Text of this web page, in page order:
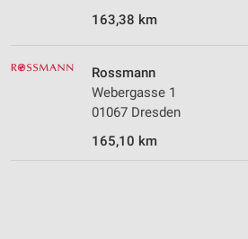
163,38 km
Rossmann
Webergasse 1
01067 Dresden
165,10 km
Geräte anhand von aktiv angeforderten
Informationen identifizieren
Nicht-IAB-Verarbeitungszwecke: